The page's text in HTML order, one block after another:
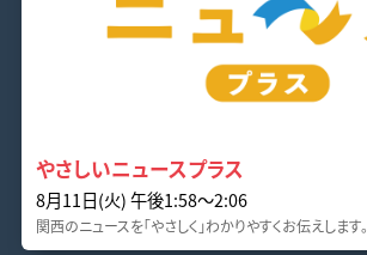
やさしいニュースプラス
8月11日(火) 午後1:58〜2:06
関西のニュースを「やさしく」わかりやすくお伝えします。